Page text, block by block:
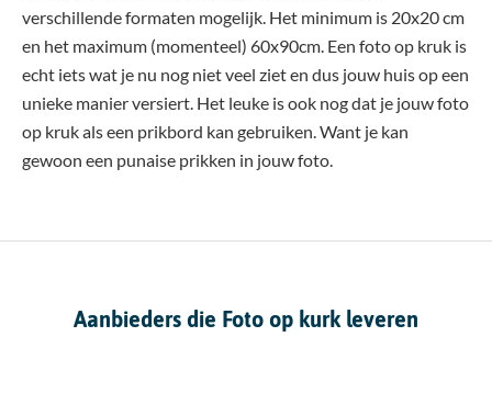
verschillende formaten mogelijk. Het minimum is 20x20 cm
en het maximum (momenteel) 60x90cm. Een foto op kruk is
echt iets wat je nu nog niet veel ziet en dus jouw huis op een
unieke manier versiert. Het leuke is ook nog dat je jouw foto
op kruk als een prikbord kan gebruiken. Want je kan
gewoon een punaise prikken in jouw foto.
Aanbieders die Foto op kurk leveren